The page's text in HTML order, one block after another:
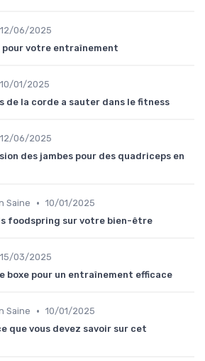
12/06/2025
pour votre entraînement
10/01/2025
de la corde a sauter dans le fitness
12/06/2025
des jambes pour des quadriceps en
Saine • 10/01/2025
foodspring sur votre bien-être
15/03/2025
boxe pour un entraînement efficace
Saine • 10/01/2025
que vous devez savoir sur cet